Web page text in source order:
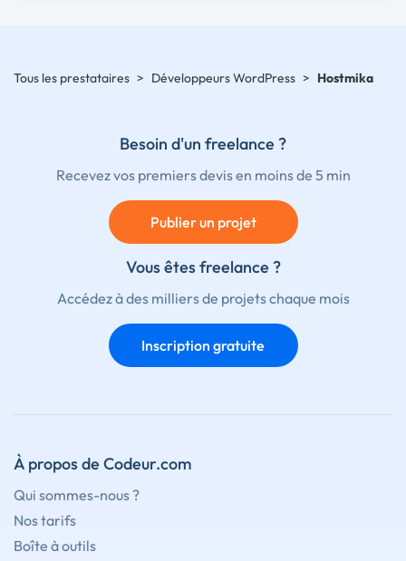
Tous les prestataires > Développeurs WordPress > Hostmika
Besoin d'un freelance ?
Recevez vos premiers devis en moins de 5 min
Publier un projet
Vous êtes freelance ?
Accédez à des milliers de projets chaque mois
Inscription gratuite
À propos de Codeur.com
Qui sommes-nous ?
Nos tarifs
Boîte à outils